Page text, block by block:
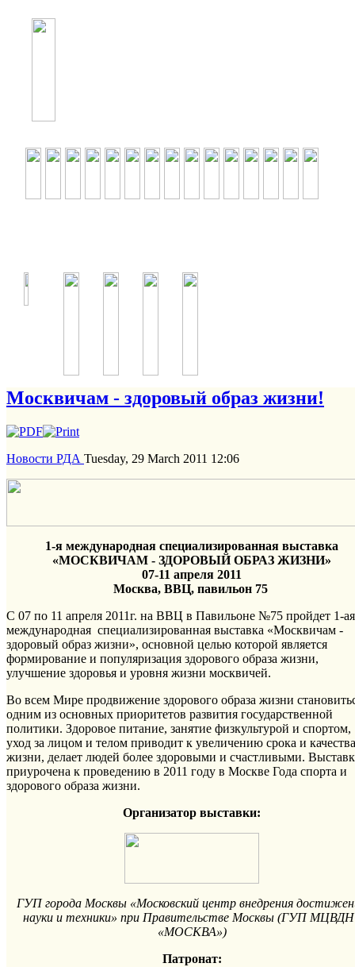
Москвичам - здоровый образ жизни!
Новости РДА Tuesday, 29 March 2011 12:06
1-я международная специализированная выставка
«МОСКВИЧАМ - ЗДОРОВЫЙ ОБРАЗ ЖИЗНИ»
07-11 апреля 2011
Москва, ВВЦ, павильон 75
C 07 по 11 апреля 2011г. на ВВЦ в Павильоне №75 пройдет 1-ая
международная специализированная выставка «Москвичам -
здоровый образ жизни», основной целью которой является
формирование и популяризация здорового образа жизни,
улучшение здоровья и уровня жизни москвичей.
Во всем Мире продвижение здорового образа жизни
одним из основных приоритетов развития государственной
политики. Здоровое питание, занятие физкультурой и спортом,
уход за лицом и телом приводит к увеличению срока и качества
жизни, делает людей более здоровыми и счастливыми.
приурочена к проведению в 2011 году в Москве Года спорта и
здорового образа жизни.
Организатор выставки:
ГУП города Москвы «Московский центр внедрения
науки и техники» при Правительстве Москвы (ГУП
«МОСКВА»)
Патронат: